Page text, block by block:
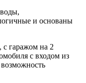
и основаны
с гаражом на 2
с входом из